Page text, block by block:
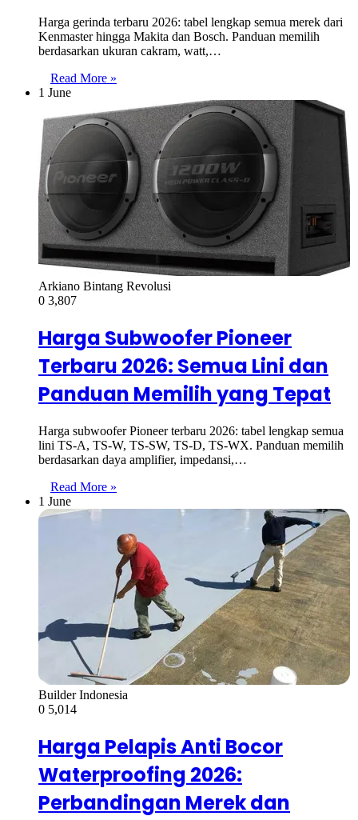
Harga gerinda terbaru 2026: tabel lengkap semua merek dari
Kenmaster hingga Makita dan Bosch. Panduan memilih
berdasarkan ukuran cakram, watt,…
Read More »
1 June
Arkiano Bintang Revolusi
0 3,807
Harga Subwoofer Pioneer
Terbaru 2026: Semua Lini dan
Panduan Memilih yang Tepat
Harga subwoofer Pioneer terbaru 2026: tabel lengkap semua
lini TS-A, TS-W, TS-SW, TS-D, TS-WX. Panduan memilih
berdasarkan daya amplifier, impedansi,…
Read More »
1 June
Builder Indonesia
0 5,014
Harga Pelapis Anti Bocor
Waterproofing 2026:
Perbandingan Merek dan